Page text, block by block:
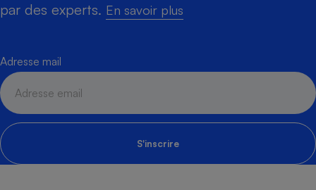
par des experts. En savoir plus
Adresse mail
S'inscrire